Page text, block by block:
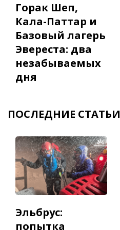
Горак Шеп,
Кала-Паттар и
Базовый лагерь
Эвереста: два
незабываемых
дня
ПОСЛЕДНИЕ СТАТЬИ
Эльбрус:
попытка